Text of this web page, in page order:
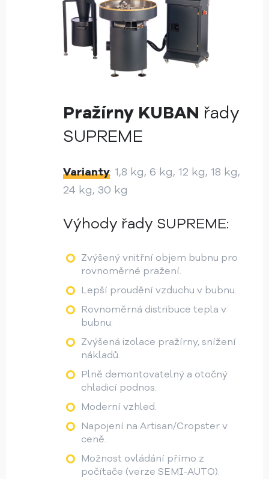
Pražírny KUBAN řady
SUPREME
Varianty: 1,8 kg, 6 kg, 12 kg, 18 kg,
24 kg, 30 kg
Výhody řady SUPREME:
Zvýšený vnitřní objem bubnu pro
rovnoměrné pražení.
Lepší proudění vzduchu v bubnu.
Rovnoměrná distribuce tepla v
bubnu.
Zvýšená izolace pražírny, snížení
nákladů.
Plně demontovatelný a otočný
chladicí podnos.
Moderní vzhled.
Napojení na Artisan/Cropster v
ceně.
Možnost ovládání přímo z
počítače (verze SEMI-AUTO).